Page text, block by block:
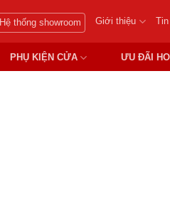
Hệ thống showroom Giới thiệu
PHỤ KIỆN CỬA ƯU ĐÃI